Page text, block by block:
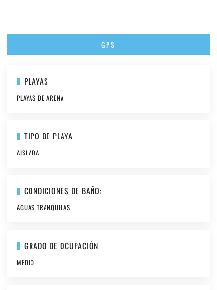
GPS
PLAYAS
PLAYAS DE ARENA
TIPO DE PLAYA
AISLADA
CONDICIONES DE BAÑO:
AGUAS TRANQUILAS
GRADO DE OCUPACIÓN
MEDIO